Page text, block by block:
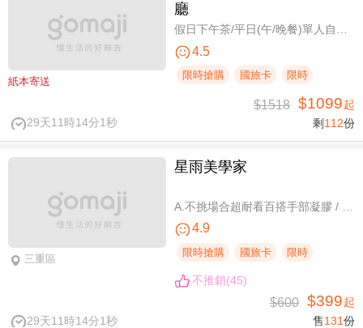
紙本寄送
廳
假日下午茶/平日(午/晚餐)單人自助吃到飽券
4.5
限時搶購 國旅卡 限時
29天11時14分0秒
$1518 $1099起
剩 112份
三重區
星雨美學家
4.9
限時搶購 國旅卡 限時
不推銷(45)
29天11時14分0秒
$600 $399起
售131份